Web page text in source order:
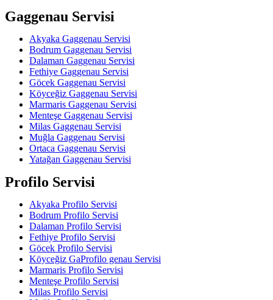
Gaggenau Servisi
Akyaka Gaggenau Servisi
Bodrum Gaggenau Servisi
Dalaman Gaggenau Servisi
Fethiye Gaggenau Servisi
Göcek Gaggenau Servisi
Köyceğiz Gaggenau Servisi
Marmaris Gaggenau Servisi
Menteşe Gaggenau Servisi
Milas Gaggenau Servisi
Muğla Gaggenau Servisi
Ortaca Gaggenau Servisi
Yatağan Gaggenau Servisi
Profilo Servisi
Akyaka Profilo Servisi
Bodrum Profilo Servisi
Dalaman Profilo Servisi
Fethiye Profilo Servisi
Göcek Profilo Servisi
Köyceğiz GaProfilo genau Servisi
Marmaris Profilo Servisi
Menteşe Profilo Servisi
Milas Profilo Servisi